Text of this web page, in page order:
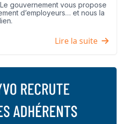
gouvernement vous propose
d’employeurs… et nous la
Lire la suite